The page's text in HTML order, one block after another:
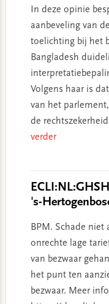
In deze opinie
aanbeveling van
toelichting bij het
Bangladesh
Volgens haar is
van het
de
verder
's-
BPM. Schade niet
onrechte lage
van bezwaar
het punt ten
bezwaar. Meer